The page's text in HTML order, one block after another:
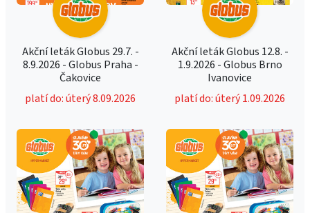
Akční leták Globus 29.7. -
8.9.2026 - Globus Praha -
Čakovice
platí do: úterý 8.09.2026
Akční leták Globus 12.8. -
1.9.2026 - Globus Brno
Ivanovice
platí do: úterý 1.09.2026